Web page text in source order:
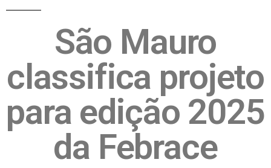
São Mauro
classifica projeto
para edição 2025
da Febrace